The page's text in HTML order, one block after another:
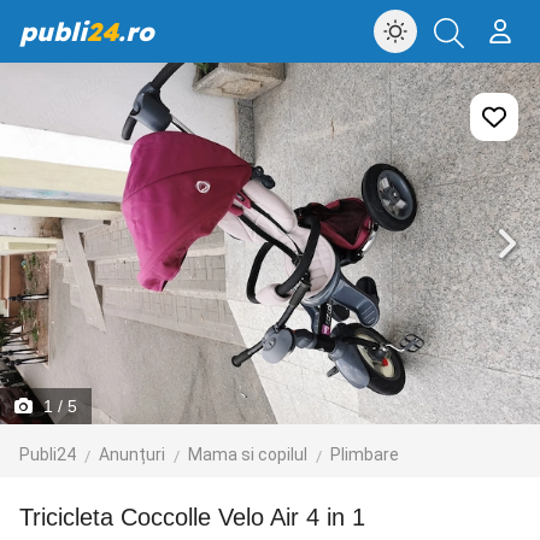
publi24.ro
1 / 5
Publi24 Anunțuri Mama si copilul Plimbare
Tricicleta Coccolle Velo Air 4 in 1